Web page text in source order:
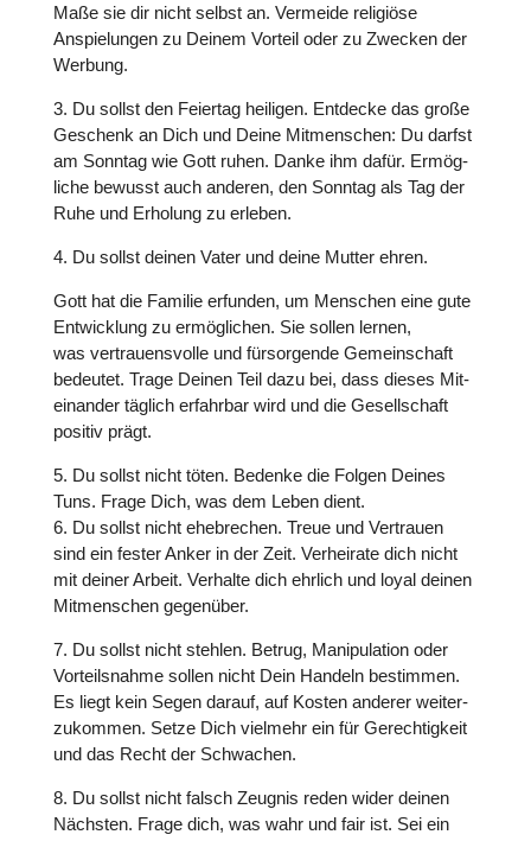
Maße sie dir nicht selbst an. Vermeide reli­giöse
Anspie­lun­gen zu Deinem Vorteil oder zu Zwecken der
Werbung.
3. Du sollst den Feiertag heiligen. Entdecke das große
Geschenk an Dich und Deine Mit­men­schen: Du darfst
am Sonntag wie Gott ruhen. Danke ihm dafür. Ermög-
liche bewusst auch anderen, den Sonntag als Tag der
Ruhe und Erholung zu erleben.
4. Du sollst deinen Vater und deine Mutter ehren.
Gott hat die Familie erfunden, um Menschen eine gute
Ent­wick­lung zu ermög­li­chen. Sie sollen lernen,
was ver­trau­ens­volle und für­sor­gende Gemein­schaft
bedeutet. Trage Deinen Teil dazu bei, dass dieses Mit-
einander täglich erfahr­bar wird und die Gesell­schaft
positiv prägt.
5. Du sollst nicht töten. Bedenke die Folgen Deines
Tuns. Frage Dich, was dem Leben dient.
6. Du sollst nicht ehe­bre­chen. Treue und Ver­trauen
sind ein fester Anker in der Zeit. Ver­hei­rate dich nicht
mit deiner Arbeit. Verhalte dich ehrlich und loyal deinen
Mit­men­schen gegen­über.
7. Du sollst nicht stehlen. Betrug, Mani­pu­la­tion oder
Vor­teils­nahme sollen nicht Dein Handeln bestim­men.
Es liegt kein Segen darauf, auf Kosten anderer weiter-
zukommen. Setze Dich vielmehr ein für Gerech­tig­keit
und das Recht der Schwa­chen.
8. Du sollst nicht falsch Zeugnis reden wider deinen
Nächsten. Frage dich, was wahr und fair ist. Sei ein